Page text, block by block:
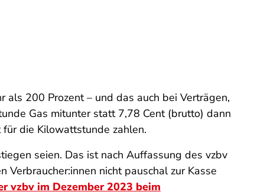
als 200 Prozent – und das auch bei Verträgen,
Gas mitunter statt 7,78 Cent (brutto) dann
die Kilowattstunde zahlen.
seien. Das ist nach Auffassung des vzbv
nicht pauschal zur Kasse
vzbv im Dezember 2023 beim